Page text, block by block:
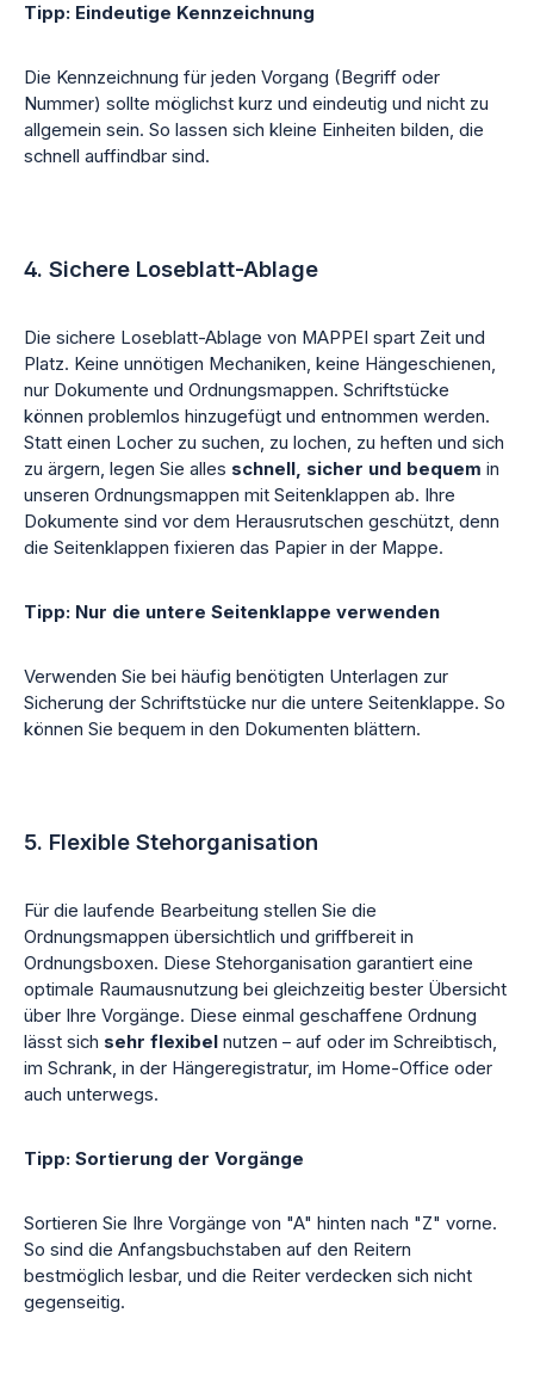
Tipp: Eindeutige Kennzeichnung
Die Kennzeichnung für jeden Vorgang (Begriff oder
Nummer) sollte möglichst kurz und eindeutig und nicht zu
allgemein sein. So lassen sich kleine Einheiten bilden, die
schnell auffindbar sind.
4. Sichere Loseblatt-Ablage
Die sichere Loseblatt-Ablage von MAPPEI spart Zeit und
Platz. Keine unnötigen Mechaniken, keine Hängeschienen,
nur Dokumente und Ordnungsmappen. Schriftstücke
können problemlos hinzugefügt und entnommen werden.
Statt einen Locher zu suchen, zu lochen, zu heften und sich
zu ärgern, legen Sie alles schnell, sicher und bequem in
unseren Ordnungsmappen mit Seitenklappen ab. Ihre
Dokumente sind vor dem Herausrutschen geschützt, denn
die Seitenklappen fixieren das Papier in der Mappe.
Tipp: Nur die untere Seitenklappe verwenden
Verwenden Sie bei häufig benötigten Unterlagen zur
Sicherung der Schriftstücke nur die untere Seitenklappe. So
können Sie bequem in den Dokumenten blättern.
5. Flexible Stehorganisation
Für die laufende Bearbeitung stellen Sie die
Ordnungsmappen übersichtlich und griffbereit in
Ordnungsboxen. Diese Stehorganisation garantiert eine
optimale Raumausnutzung bei gleichzeitig bester Übersicht
über Ihre Vorgänge. Diese einmal geschaffene Ordnung
lässt sich sehr flexibel nutzen – auf oder im Schreibtisch,
im Schrank, in der Hängeregistratur, im Home-Office oder
auch unterwegs.
Tipp: Sortierung der Vorgänge
Sortieren Sie Ihre Vorgänge von "A" hinten nach "Z" vorne.
So sind die Anfangsbuchstaben auf den Reitern
bestmöglich lesbar, und die Reiter verdecken sich nicht
gegenseitig.